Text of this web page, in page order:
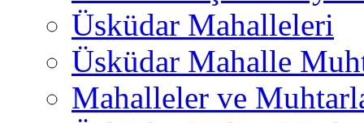
Üsküdar Mahalleleri
Üsküdar Mahalle
Mahalleler ve